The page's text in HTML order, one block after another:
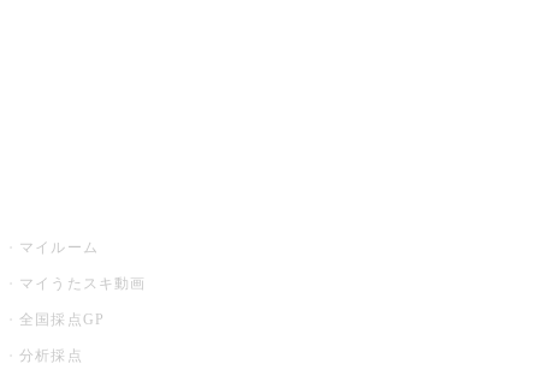
マイルーム
マイうたスキ動画
全国採点GP
分析採点